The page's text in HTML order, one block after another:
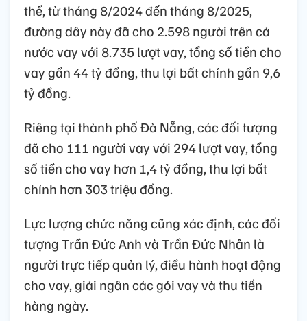
thể, từ tháng 8/2024 đến tháng 8/2025,
đường dây này đã cho 2.598 người trên cả
nước vay với 8.735 lượt vay, tổng số tiền cho
vay gần 44 tỷ đồng, thu lợi bất chính gần 9,6
tỷ đồng.
Riêng tại thành phố Đà Nẵng, các đối tượng
đã cho 111 người vay với 294 lượt vay, tổng
số tiền cho vay hơn 1,4 tỷ đồng, thu lợi bất
chính hơn 303 triệu đồng.
Lực lượng chức năng cũng xác định, các đối
tượng Trần Đức Anh và Trần Đức Nhân là
người trực tiếp quản lý, điều hành hoạt động
cho vay, giải ngân các gói vay và thu tiền
hàng ngày.